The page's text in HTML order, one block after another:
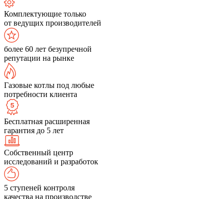
Комплектующие только
от ведущих производителей
более 60 лет безупречной
репутации на рынке
Газовые котлы под любые
потребности клиента
Бесплатная расширенная
гарантия до 5 лет
Собственный центр
исследований и разработок
5 ступеней контроля
качества на производстве